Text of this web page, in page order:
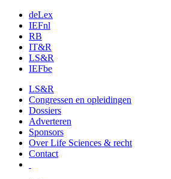
deLex
IEFnl
RB
IT&R
LS&R
IEFbe
LS&R
Congressen en opleidingen
Dossiers
Adverteren
Sponsors
Over Life Sciences & recht
Contact